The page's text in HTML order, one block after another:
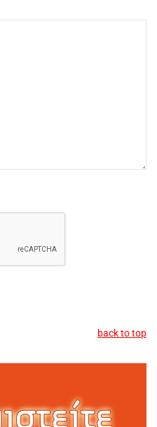
back to top